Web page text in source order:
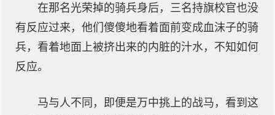
在那名光荣掉的骑兵身后，三名持旗校官也没
有反应过来，他们傻傻地看着面前变成血沫子的骑
兵，看着地面上被挤出来的内脏的汁水，不知如何
反应。
马与人不同，即便是万中挑上的战马，看到这